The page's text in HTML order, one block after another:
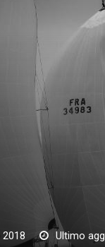
2018 Ultimo